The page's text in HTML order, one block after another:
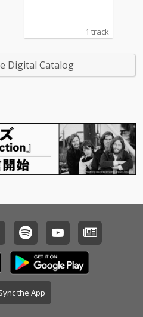
めたアルバム。『Cook
in』からの楽曲を収録
るクインテットの演奏
が収められている。さ
らに、本作には、同年
3月16日に録音され
た、このトランペット
録されている。このセ
ー・ロリンズ(テナーサ
ックス)、トミー・フラ
ナガン(ピアノ)、ポー
ル・チェンバース(ベー
ス)、アート・テイラー
(ドラムス)が参加、バ
ンドリーダーにとって
1 track
Digital Catalog
the App